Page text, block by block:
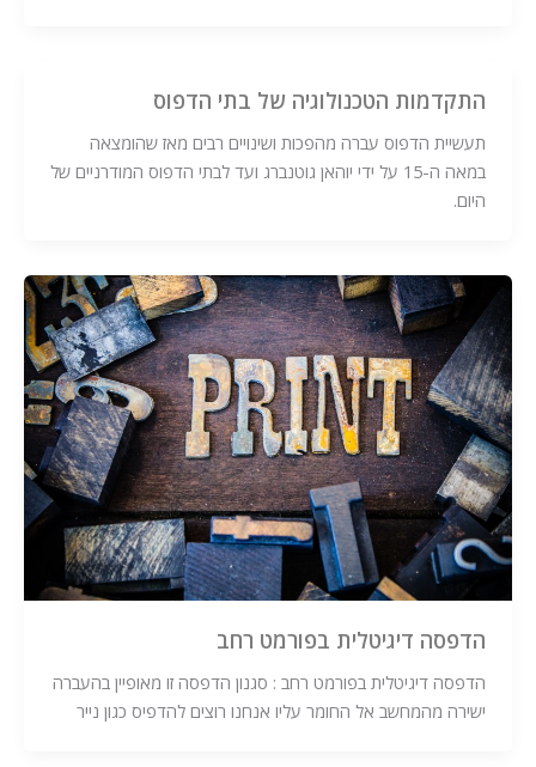
התקדמות הטכנולוגיה של בתי הדפוס
תעשיית הדפוס עברה מהפכות ושינויים רבים מאז שהומצאה
במאה ה-15 על ידי יוהאן גוטנברג ועד לבתי הדפוס המודרניים של
היום.
הדפסה דיגיטלית בפורמט רחב
הדפסה דיגיטלית בפורמט רחב : סגנון הדפסה זו מאופיין בהעברה
ישירה מהמחשב אל החומר עליו אנחנו רוצים להדפיס כגון נייר